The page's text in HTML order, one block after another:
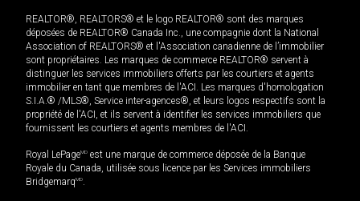
REALTOR®, REALTORS® et le logo REALTOR® sont des marques
déposées de REALTOR® Canada Inc., une compagnie dont la National
Association of REALTORS® et l'Association canadienne de l’immobilier
sont propriétaires. Les marques de commerce REALTOR® servent à
distinguer les services immobiliers offerts par les courtiers et agents
immobilier en tant que membres de l'ACI. Les marques d'homologation
S.I.A.® /MLS®, Service inter-agences®, et leurs logos respectifs sont la
propriété de l'ACI, et ils servent à identifier les services immobiliers que
fournissent les courtiers et agents membres de l'ACI.
Royal LePageMD est une marque de commerce déposée de la Banque
Royale du Canada, utilisée sous licence par les Services immobiliers
BridgemarqMD.